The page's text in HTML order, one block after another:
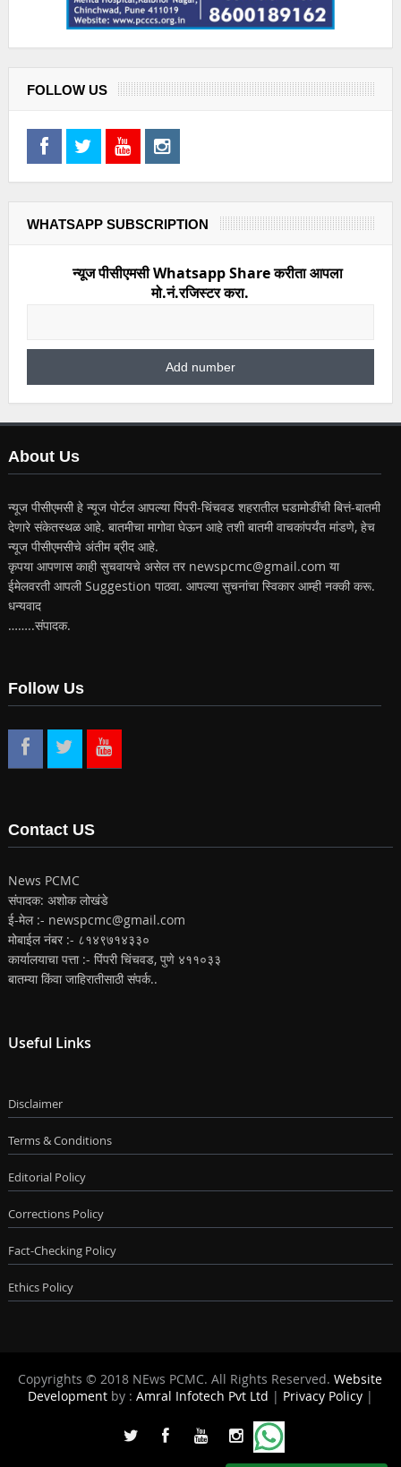
FOLLOW US
WHATSAPP SUBSCRIPTION
न्यूज पीसीएमसी Whatsapp Share करीता आपला
मो.नं.रजिस्टर करा.
About Us
न्यूज पीसीएमसी हे न्यूज पोर्टल आपल्या पिंपरी-चिंचवड शहरातील घडामोडींची बित्तं-बातमी
देणारे संकेतस्थळ आहे. बातमीचा मागोवा घेऊन आहे तशी बातमी वाचकांपर्यंत मांडणे, हेच
न्यूज पीसीएमसीचे अंतीम ब्रीद आहे.
कृपया आपणास काही सुचवायचे असेल तर newspcmc@gmail.com या
ईमेलवरती आपली Suggestion पाठवा. आपल्या सुचनांचा स्विकार आम्ही नक्की करू.
धन्यवाद
……..संपादक.
Follow Us
Contact US
News PCMC
संपादक: अशोक लोखंडे
ई-मेल :- newspcmc@gmail.com
मोबाईल नंबर :- ८१४९७१४३३०
कार्यालयाचा पत्ता :- पिंपरी चिंचवड, पुणे ४११०३३
बातम्या किंवा जाहिरातीसाठी संपर्क..
Useful Links
Disclaimer
Terms & Conditions
Editorial Policy
Corrections Policy
Fact-Checking Policy
Ethics Policy
Copyrights © 2018 NEws PCMC. All Rights Reserved.Website
Developmentby : Amral Infotech Pvt Ltd | Privacy Policy|